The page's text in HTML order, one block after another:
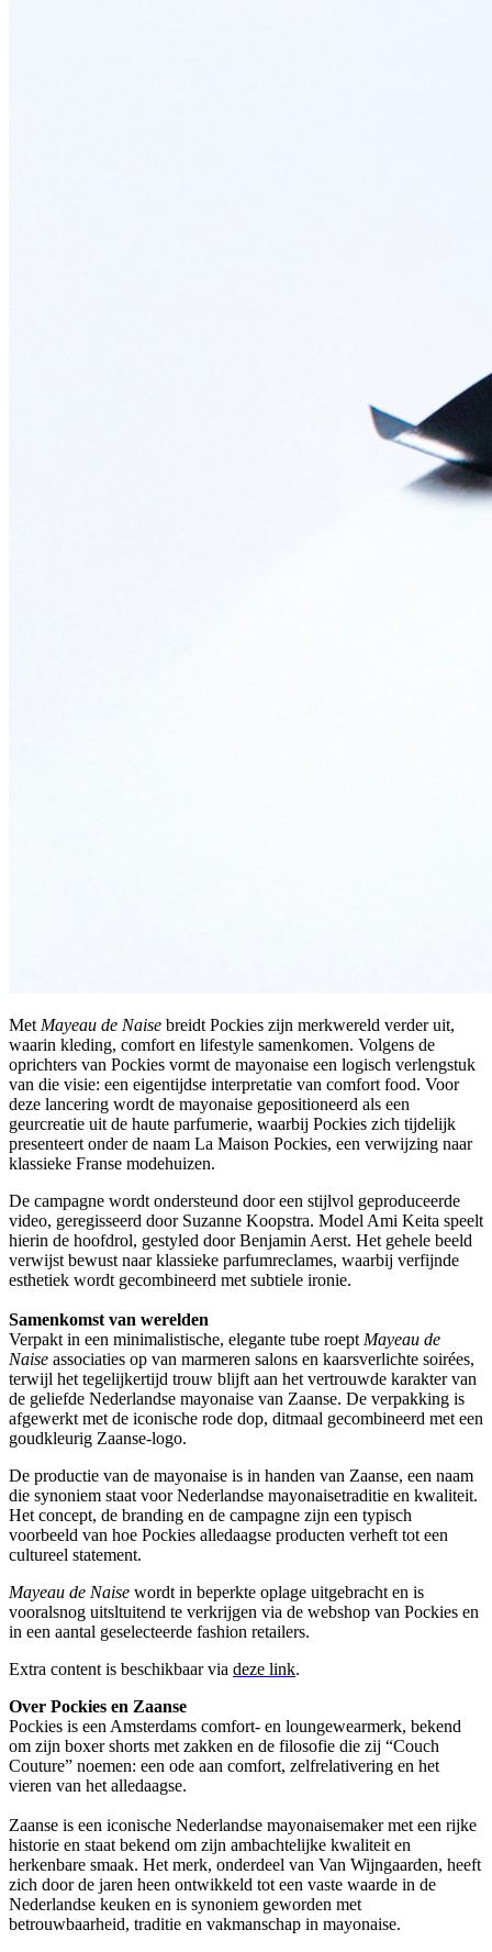
Met Mayeau de Naise breidt Pockies zijn merkwereld verder uit,
waarin kleding, comfort en lifestyle samenkomen. Volgens de
oprichters van Pockies vormt de mayonaise een logisch verlengstuk
van die visie: een eigentijdse interpretatie van comfort food. Voor
deze lancering wordt de mayonaise gepositioneerd als een
geurcreatie uit de haute parfumerie, waarbij Pockies zich tijdelijk
presenteert onder de naam La Maison Pockies, een verwijzing naar
klassieke Franse modehuizen.
De campagne wordt ondersteund door een stijlvol geproduceerde
video, geregisseerd door Suzanne Koopstra. Model Ami Keita speelt
hierin de hoofdrol, gestyled door Benjamin Aerst. Het gehele beeld
verwijst bewust naar klassieke parfumreclames, waarbij verfijnde
esthetiek wordt gecombineerd met subtiele ironie.
Samenkomst van werelden
Verpakt in een minimalistische, elegante tube roept Mayeau de
Naise associaties op van marmeren salons en kaarsverlichte soirées,
terwijl het tegelijkertijd trouw blijft aan het vertrouwde karakter van
de geliefde Nederlandse mayonaise van Zaanse. De verpakking is
afgewerkt met de iconische rode dop, ditmaal gecombineerd met een
goudkleurig Zaanse-logo.
De productie van de mayonaise is in handen van Zaanse, een naam
die synoniem staat voor Nederlandse mayonaisetraditie en kwaliteit.
Het concept, de branding en de campagne zijn een typisch
voorbeeld van hoe Pockies alledaagse producten verheft tot een
cultureel statement.
Mayeau de Naise wordt in beperkte oplage uitgebracht en is
vooralsnog uitsltuitend te verkrijgen via de webshop van Pockies en
in een aantal geselecteerde fashion retailers.
Extra content is beschikbaar via deze link.
Over Pockies en Zaanse
Pockies is een Amsterdams comfort- en loungewearmerk, bekend
om zijn boxer shorts met zakken en de filosofie die zij “Couch
Couture” noemen: een ode aan comfort, zelfrelativering en het
vieren van het alledaagse.
Zaanse is een iconische Nederlandse mayonaisemaker met een rijke
historie en staat bekend om zijn ambachtelijke kwaliteit en
herkenbare smaak. Het merk, onderdeel van Van Wijngaarden, heeft
zich door de jaren heen ontwikkeld tot een vaste waarde in de
Nederlandse keuken en is synoniem geworden met
betrouwbaarheid, traditie en vakmanschap in mayonaise.